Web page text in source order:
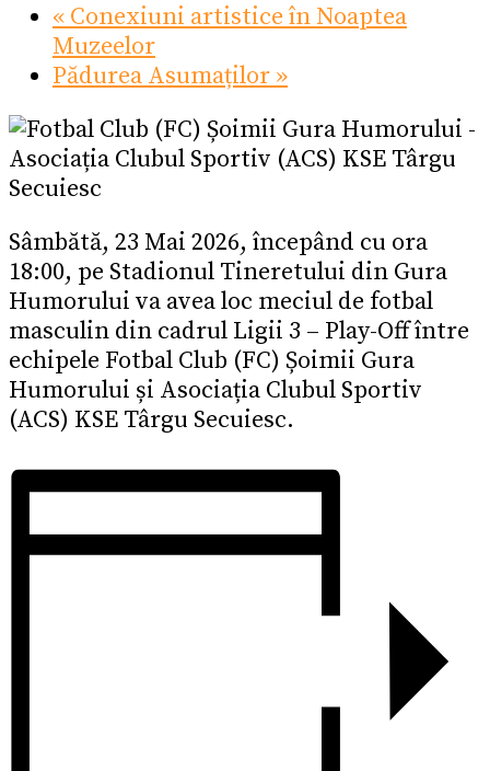
« Conexiuni artistice în Noaptea
Muzeelor
Pădurea Asumaților »
Sâmbătă, 23 Mai 2026, începând cu ora
18:00, pe Stadionul Tineretului din Gura
Humorului va avea loc meciul de fotbal
masculin din cadrul Ligii 3 – Play-Off între
echipele Fotbal Club (FC) Șoimii Gura
Humorului și Asociația Clubul Sportiv
(ACS) KSE Târgu Secuiesc.